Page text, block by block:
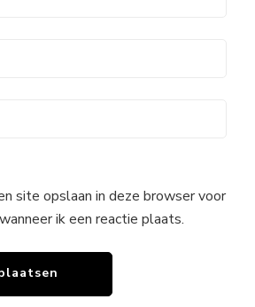
site opslaan in deze browser voor
ik een reactie plaats.